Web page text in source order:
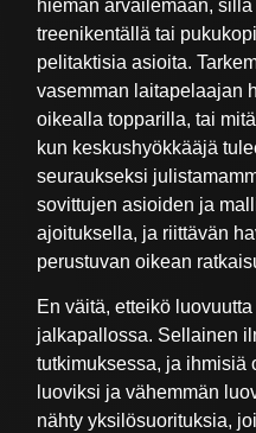
hieman arvailemaan,
treenikentällä tai
pelitaktisia asioita.
vasemman laitapelaajan
oikealla topparilla, tai
kun keskushyökkääjä
seuraukseksi
sovittujen asioiden ja
ajoituksella, ja riittävän
perustuvan oikean
En väitä, etteikö
jalkapallossa. Sellainen
tutkimuksessa, ja ihmisiä
luoviksi ja vähemmän
nähty yksilösuorituksia,